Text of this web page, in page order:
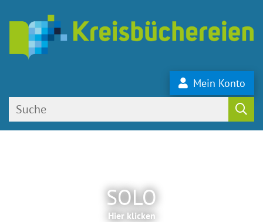
Mein Konto
SOLO
Hier klicken